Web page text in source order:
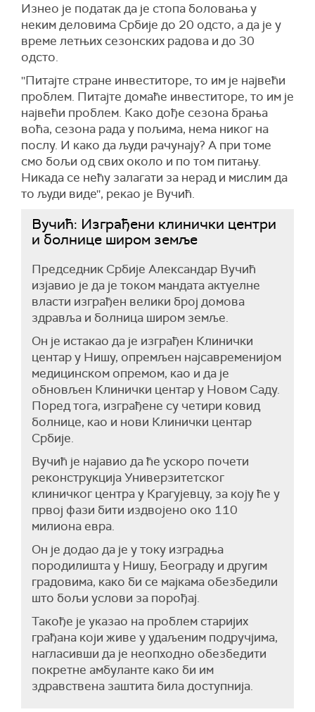
Изнео је податак да је стопа боловања у
неким деловима Србије до 20 одсто, а да је у
време летњих сезонских радова и до 30
одсто.
''Питајте стране инвеститоре, то им је највећи
проблем. Питајте домаће инвеститоре, то им је
највећи проблем. Како дође сезона брања
воћа, сезона рада у пољима, нема никог на
послу. И како да људи рачунају? А при томе
смо бољи од свих около и по том питању.
Никада се нећу залагати за нерад и мислим да
то људи виде'', рекао је Вучић.
Вучић: Изграђени клинички центри
и болнице широм земље
Председник Србије Александар Вучић
изјавио је да је током мандата актуелне
власти изграђен велики број домова
здравља и болница широм земље.
Он је истакао да је изграђен Клинички
центар у Нишу, опремљен најсавременијом
медицинском опремом, као и да је
обновљен Клинички центар у Новом Саду.
Поред тога, изграђене су четири ковид
болнице, као и нови Клинички центар
Србије.
Вучић је најавио да ће ускоро почети
реконструкција Универзитетског
клиничког центра у Крагујевцу, за коју ће у
првој фази бити издвојено око 110
милиона евра.
Он је додао да је у току изградња
породилишта у Нишу, Београду и другим
градовима, како би се мајкама обезбедили
што бољи услови за порођај.
Такође је указао на проблем старијих
грађана који живе у удаљеним подручјима,
нагласивши да је неопходно обезбедити
покретне амбуланте како би им
здравствена заштита била доступнија.